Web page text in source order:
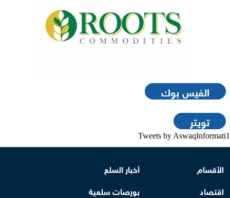
الفيس بوك
تويتر
Tweets by AswaqInformati1
الأقسام
أخبار السلع
اقتصاد
بورصات سلعية